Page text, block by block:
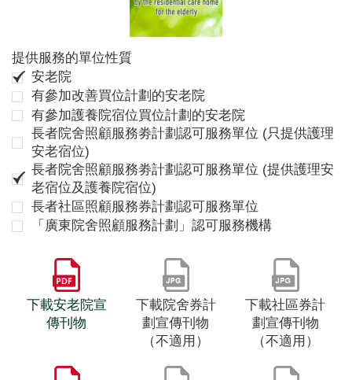
提供服務的單位性質
安老院
有參加改善買位計劃的安老院
有參加護養院宿位買位計劃的安老院
長者院舍照顧服務劵計劃認可服務單位 (只提供護理
安老宿位)
長者院舍照顧服務劵計劃認可服務單位 (提供護理安
老宿位及護養院宿位)
長者社區照顧服務券計劃認可服務單位
「廣東院舍照顧服務計劃」認可服務機構
下載安老院宣
傳刊物
下載院舍券計
劃宣傳刊物
（不適用）
下載社區券計
劃宣傳刊物
（不適用）